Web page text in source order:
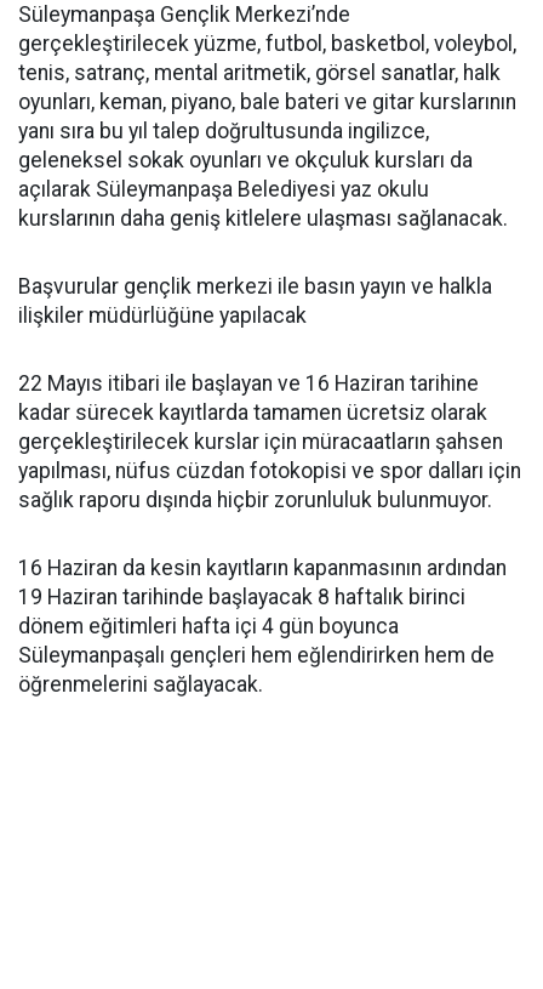
Süleymanpaşa Gençlik Merkezi’nde
gerçekleştirilecek yüzme, futbol, basketbol, voleybol,
tenis, satranç, mental aritmetik, görsel sanatlar, halk
oyunları, keman, piyano, bale bateri ve gitar kurslarının
yanı sıra bu yıl talep doğrultusunda ingilizce,
geleneksel sokak oyunları ve okçuluk kursları da
açılarak Süleymanpaşa Belediyesi yaz okulu
kurslarının daha geniş kitlelere ulaşması sağlanacak.
Başvurular gençlik merkezi ile basın yayın ve halkla
ilişkiler müdürlüğüne yapılacak
22 Mayıs itibari ile başlayan ve 16 Haziran tarihine
kadar sürecek kayıtlarda tamamen ücretsiz olarak
gerçekleştirilecek kurslar için müracaatların şahsen
yapılması, nüfus cüzdan fotokopisi ve spor dalları için
sağlık raporu dışında hiçbir zorunluluk bulunmuyor.
16 Haziran da kesin kayıtların kapanmasının ardından
19 Haziran tarihinde başlayacak 8 haftalık birinci
dönem eğitimleri hafta içi 4 gün boyunca
Süleymanpaşalı gençleri hem eğlendirirken hem de
öğrenmelerini sağlayacak.